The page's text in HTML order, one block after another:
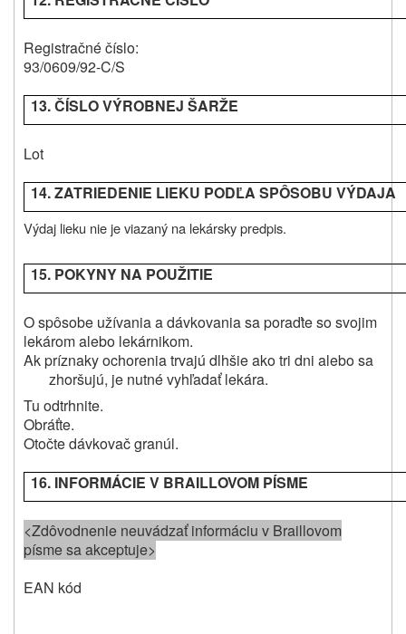
Registračné číslo:
93/0609/92-C/S
13. ČÍSLO VÝROBNEJ ŠARŽE
Lot
14. ZATRIEDENIE LIEKU PODĽA SPÔSOBU VÝDAJA
Výdaj lieku nie je viazaný na lekársky predpis.
15. POKYNY NA POUŽITIE
O spôsobe užívania a dávkovania sa poraďte so svojim
lekárom alebo lekárnikom.
Ak príznaky ochorenia trvajú dlhšie ako tri dni alebo sa
zhoršujú, je nutné vyhľadať lekára.
Tu odtrhnite.
Obráťte.
Otočte dávkovač granúl.
16. INFORMÁCIE V BRAILLOVOM PÍSME
<Zdôvodnenie neuvádzať informáciu v Braillovom
písme sa akceptuje>
EAN kód